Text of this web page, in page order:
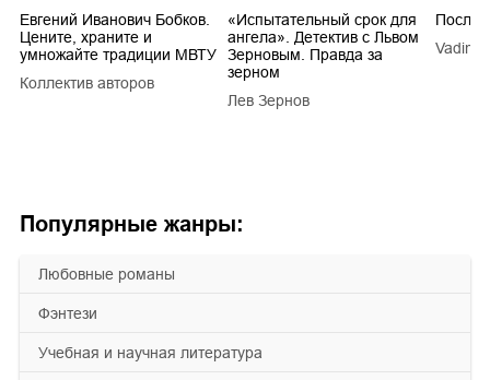
Популярные жанры:
любовные романы
фэнтези
учебная и научная литература
Евгений Иванович Бобков.
Цените, храните и
умножайте традиции МВТУ
Коллектив авторов
«Испытательный срок для
ангела». Детектив с Львом
Зерновым. Правда за
зерном
Лев Зернов
Vadim